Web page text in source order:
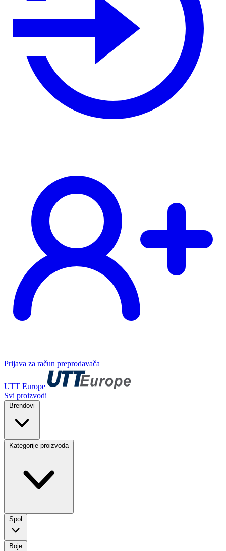
Prijava za račun preprodavača
UTT Europe
Svi proizvodi
Brendovi
Kategorije proizvoda
Spol
Boje